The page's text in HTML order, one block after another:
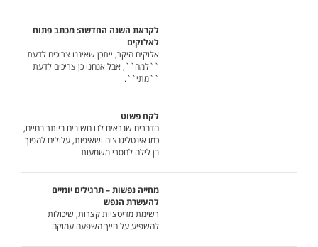
לקראת השנה החדשה: מכתב פתוח
לאלוקים
אלוקים היקר, ייתכן שאיננו צריכים לדעת
``למה``, אבל אנחנו כן צריכים לדעת
``מתי``.
לקח פשוט
הדברים שנראים לנו חשובים ביותר בחיים,
כמו אינטליגנציה ושאיפות, עלולים להפוך
בן לילה לחסרי משמעות
מחייה נפשות – תרגילים יומיים
להעשרת הנפש
רשימת מדיטציות קצרות, שיכולות
להשפיע על חייך השפעה עמוקה